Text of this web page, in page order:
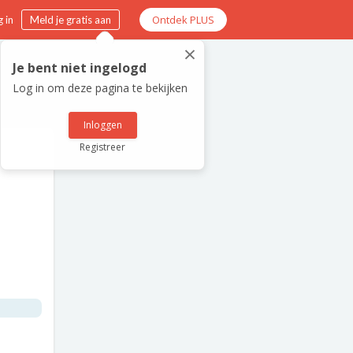
in Meld je gratis aan Ontdek PLUS
×
Je bent niet ingelogd
Log in om deze pagina te bekijken
Inloggen
Registreer